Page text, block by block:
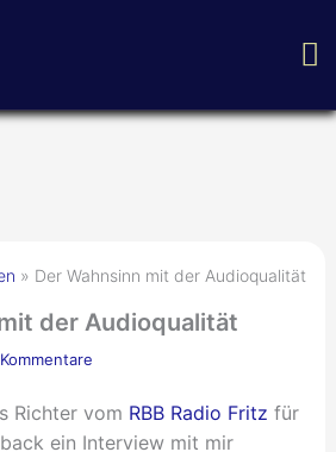
Der Wahnsinn mit der Audioqualität
der Audioqualität
Richter vom RBB Radio Fritz für
ein Interview mit mir